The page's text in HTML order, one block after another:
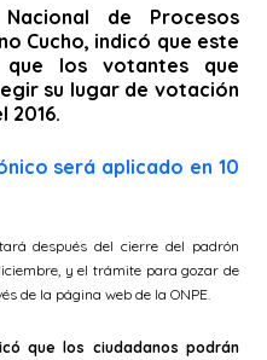
de Procesos
Cucho, indicó que este
los votantes que
su lugar de votación
2016.
será aplicado en 10
después del cierre del padrón
y el trámite para gozar de
de la página web de la ONPE.
que los ciudadanos podrán